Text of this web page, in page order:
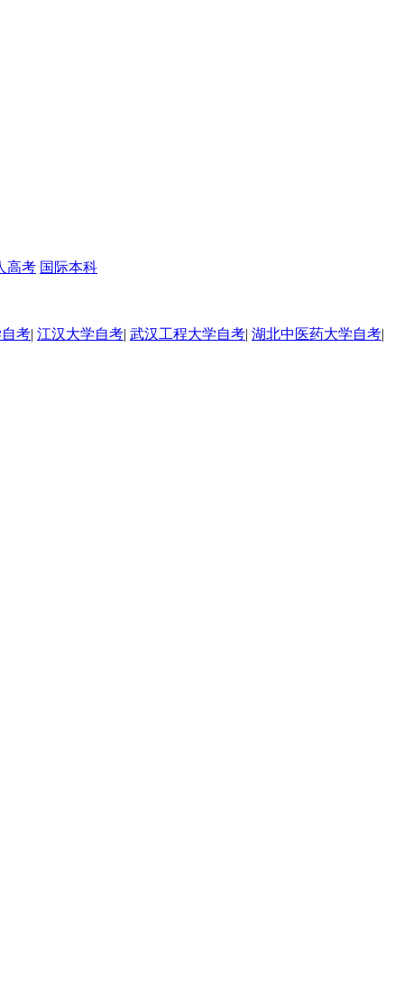
高考 国际本科
考| 江汉大学自考| 武汉工程大学自考| 湖北中医药大学自考|